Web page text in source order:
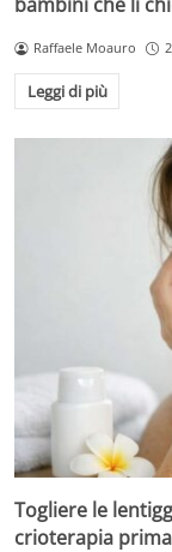
bambini che li
Raffaele Moauro
Leggi di più
Togliere le
crioterapia